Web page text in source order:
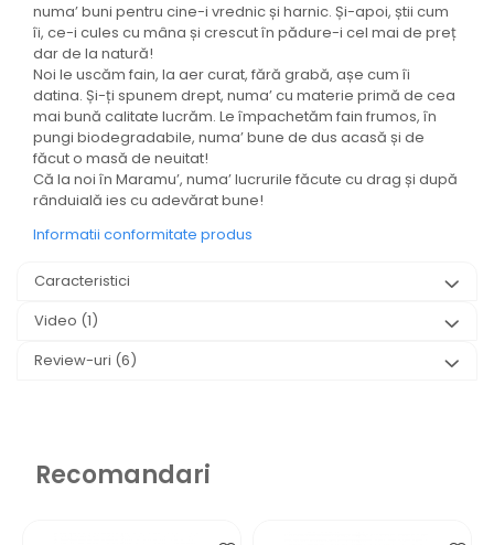
numa’ buni pentru cine-i vrednic și harnic. Și-apoi, știi cum
îi, ce-i cules cu mâna și crescut în pădure-i cel mai de preț
dar de la natură!
Noi le uscăm fain, la aer curat, fără grabă, așe cum îi
datina. Și-ți spunem drept, numa’ cu materie primă de cea
mai bună calitate lucrăm. Le împachetăm fain frumos, în
pungi biodegradabile, numa’ bune de dus acasă și de
făcut o masă de neuitat!
Că la noi în Maramu’, numa’ lucrurile făcute cu drag și după
rânduială ies cu adevărat bune!
Informatii conformitate produs
Caracteristici
Video (1)
Review-uri (6)
Recomandari